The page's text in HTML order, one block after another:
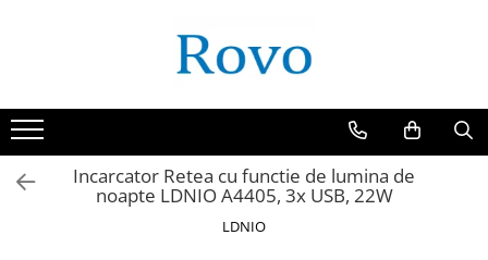
Incarcator Retea cu functie de lumina de
noapte LDNIO A4405, 3x USB, 22W
LDNIO